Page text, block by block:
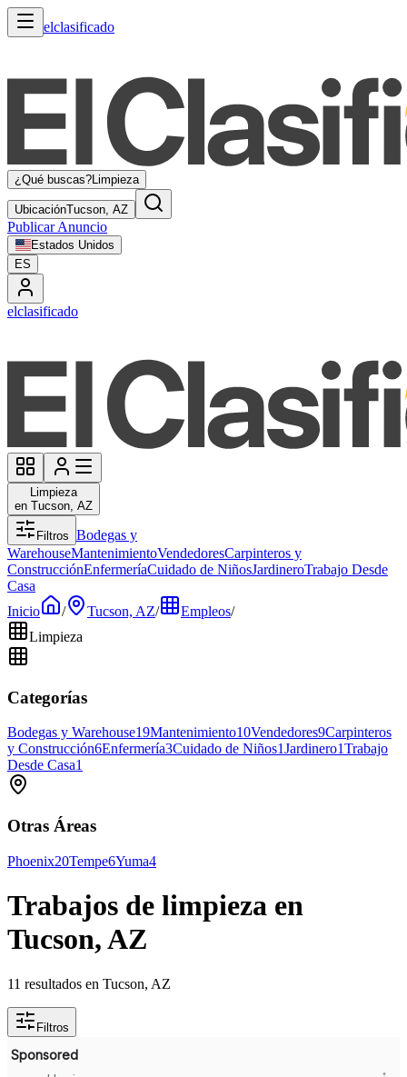
elclasificado
¿Qué buscas?Limpieza
UbicaciónTucson, AZ
Publicar Anuncio
Estados Unidos
ES
elclasificado
Limpieza
en Tucson, AZ
Filtros Bodegas y
WarehouseMantenimientoVendedoresCarpinteros y
ConstrucciónEnfermeríaCuidado de NiñosJardineroTrabajo Desde
Casa
Inicio
/ Tucson, AZ/ Empleos/
Limpieza
Categorías
Bodegas y Warehouse19Mantenimiento10Vendedores9Carpinteros
y Construcción6Enfermería3Cuidado de Niños1Jardinero1Trabajo
Desde Casa1
Otras Áreas
Phoenix20Tempe6Yuma4
Trabajos de limpieza en
Tucson, AZ
11 resultados en Tucson, AZ
Filtros